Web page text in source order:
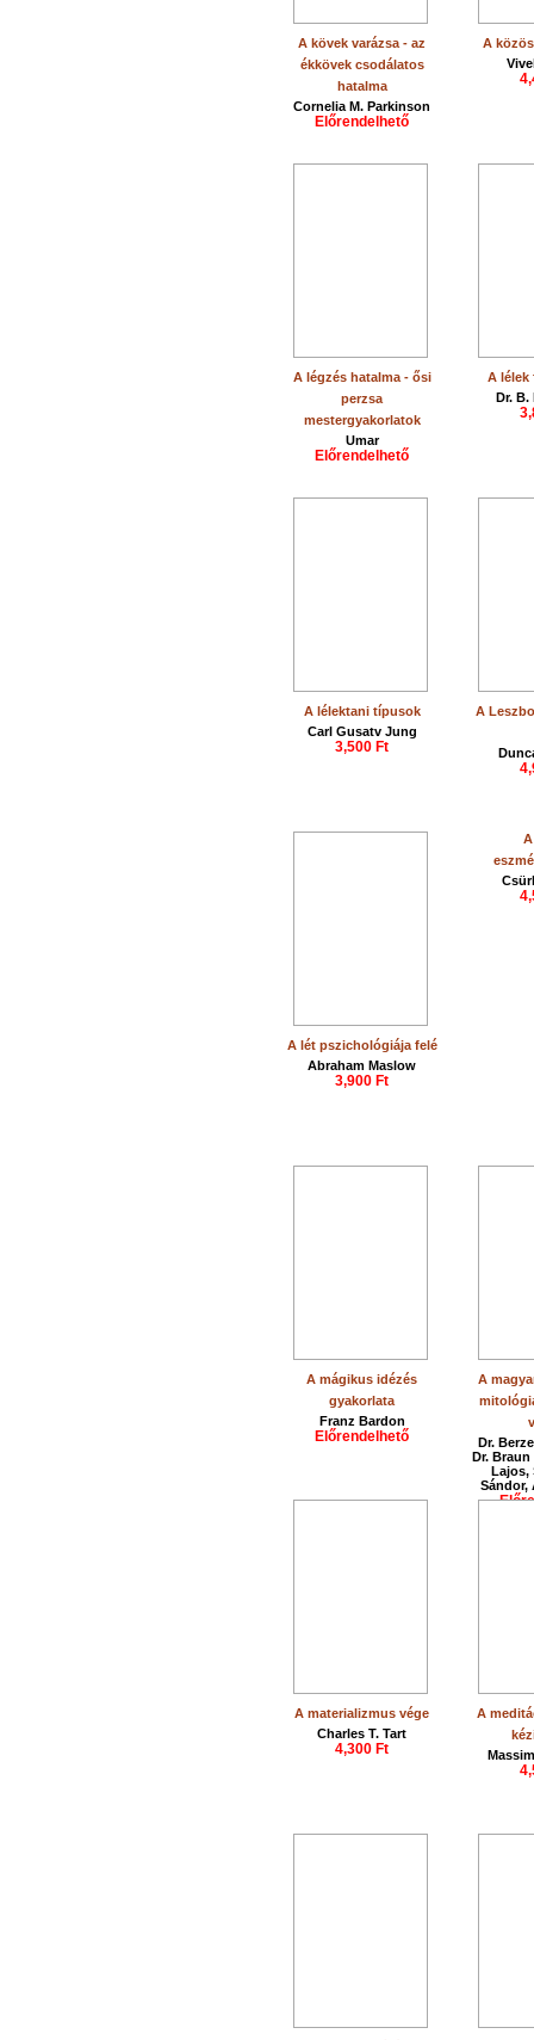
A kövek varázsa - az
ékkövek csodálatos
hatalma
Cornelia M. Parkinson
Előrendelhető
A
A légzés hatalma - ősi
perzsa
mestergyakorlatok
Umar
Előrendelhető
A lélek
Dr. B.
A lélektani típusok
Carl Gusatv Jung
3,500 Ft
A
A lét pszichológiája felé
Abraham Maslow
3,900 Ft
A mágikus idézés
gyakorlata
Franz Bardon
Előrendelhető
A
Dr.
Dr.
Lajos,
Sándor,
A materializmus vége
Charles T. Tart
4,300 Ft
A